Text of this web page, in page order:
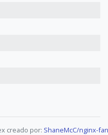
creado por: ShaneMcC/nginx-